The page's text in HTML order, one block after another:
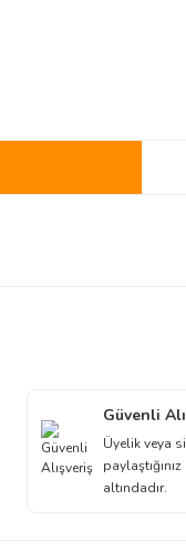
Güvenli
Üyelik veya
altındadır.